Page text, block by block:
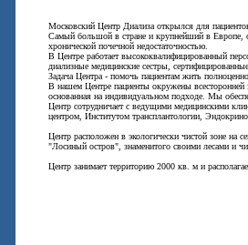
Московский Центр Диализа открылся для
Самый большой в стране и крупнейший в Европе,
хронической почечной недостаточностью.
В Центре работает высококвалифицированный
диализные медицинские сестры,
Задача Центра - помочь пациентам жить
В нашем Центре пациенты окружены всесторонней
основанная на индивидуальном подходе. Мы
Центр сотрудничает с ведущими медицинскими
центром, Институтом трансплантологии,
Центр расположен в экологически чистой зоне на
"Лосиный остров", знаменитого своими лесами и
Центр занимает территорию 2000 кв. м и